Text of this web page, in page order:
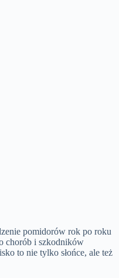
pomidorów rok po roku
chorób i szkodników
to nie tylko słońce, ale też